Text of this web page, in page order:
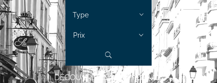
Type
Prix
DÉCOUVREZ NOTRE AGENCE